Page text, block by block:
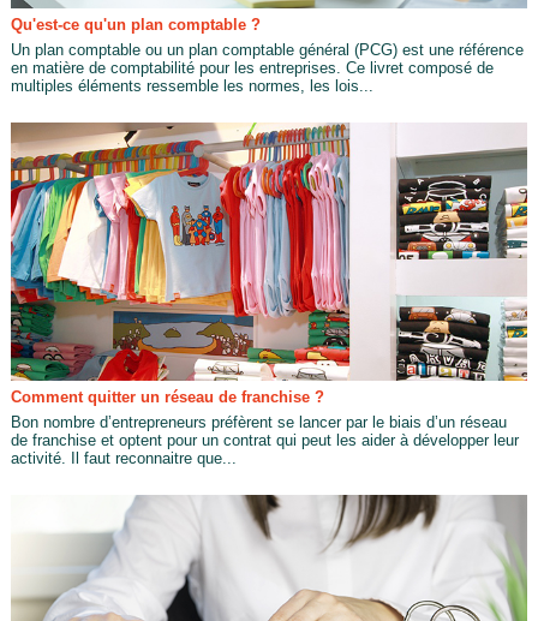
Qu'est-ce qu'un plan comptable ?
Un plan comptable ou un plan comptable général (PCG) est une référence
en matière de comptabilité pour les entreprises. Ce livret composé de
multiples éléments ressemble les normes, les lois...
Comment quitter un réseau de franchise ?
Bon nombre d’entrepreneurs préfèrent se lancer par le biais d’un réseau
de franchise et optent pour un contrat qui peut les aider à développer leur
activité. Il faut reconnaitre que...